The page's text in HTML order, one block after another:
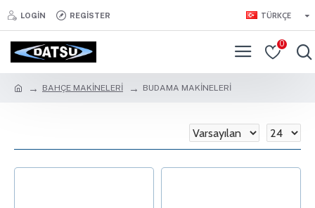
LOGIN REGISTER TÜRKÇE
0
BAHÇE MAKİNELERİ BUDAMA MAKİNELERİ